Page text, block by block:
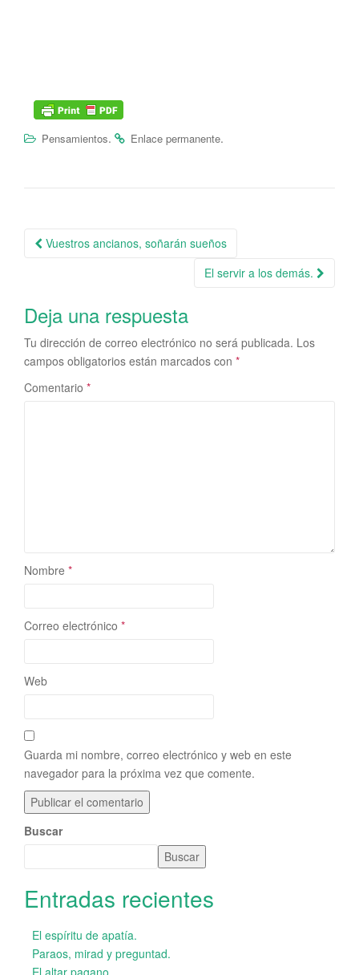
Pensamientos. Enlace permanente.
Navegación de la entrada
Vuestros ancianos, soñarán sueños
El servir a los demás.
Deja una respuesta
Tu dirección de correo electrónico no será publicada. Los
campos obligatorios están marcados con *
Comentario *
Nombre *
Correo electrónico *
Web
Guarda mi nombre, correo electrónico y web en este
navegador para la próxima vez que comente.
Buscar
Buscar
Entradas recientes
El espíritu de apatía.
Paraos, mirad y preguntad.